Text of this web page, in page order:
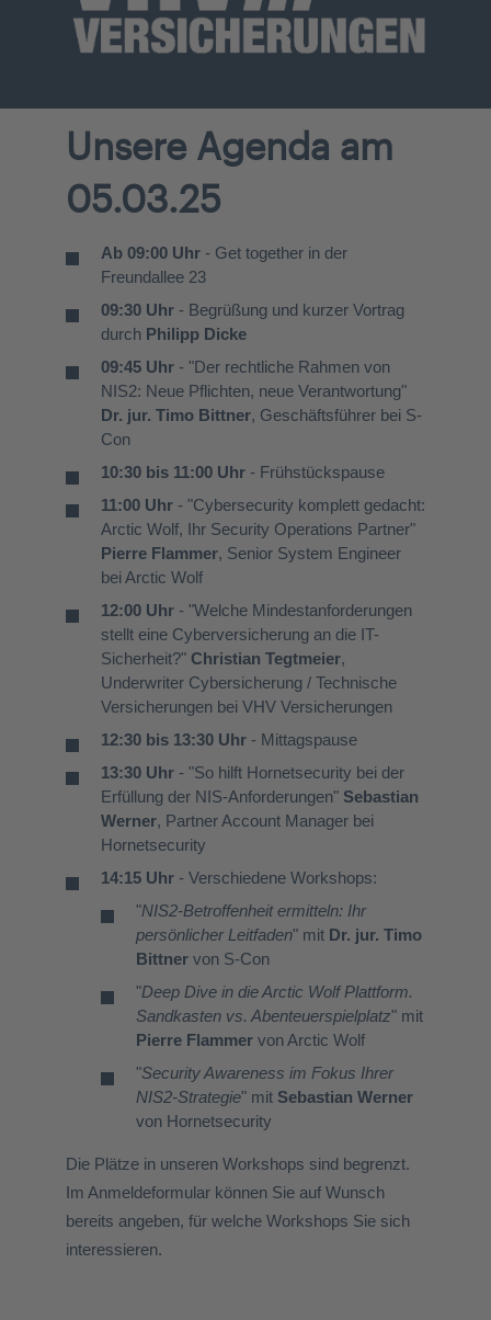
Unsere Agenda am
05.03.25
Ab 09:00 Uhr - Get together in der
Freundallee 23
09:30 Uhr - Begrüßung und kurzer Vortrag
durch Philipp Dicke
09:45 Uhr - "Der rechtliche Rahmen von
NIS2: Neue Pflichten, neue Verantwortung"
Dr. jur. Timo Bittner, Geschäftsführer bei S-
Con
10:30 bis 11:00 Uhr - Frühstückspause
11:00 Uhr - "Cybersecurity komplett gedacht:
Arctic Wolf, Ihr Security Operations Partner"
Pierre Flammer, Senior System Engineer
bei Arctic Wolf
12:00 Uhr - "Welche Mindestanforderungen
stellt eine Cyberversicherung an die IT-
Sicherheit?" Christian Tegtmeier,
Underwriter Cybersicherung / Technische
Versicherungen bei VHV Versicherungen
12:30 bis 13:30 Uhr - Mittagspause
13:30 Uhr - "So hilft Hornetsecurity bei der
Erfüllung der NIS-Anforderungen" Sebastian
Werner, Partner Account Manager bei
Hornetsecurity
14:15 Uhr - Verschiedene Workshops:
"NIS2-Betroffenheit ermitteln: Ihr
persönlicher Leitfaden" mit Dr. jur. Timo
Bittner von S-Con
"Deep Dive in die Arctic Wolf Plattform.
Sandkasten vs. Abenteuerspielplatz" mit
Pierre Flammer von Arctic Wolf
"Security Awareness im Fokus Ihrer
NIS2-Strategie" mit Sebastian Werner
von Hornetsecurity
Die Plätze in unseren Workshops sind begrenzt.
Im Anmeldeformular können Sie auf Wunsch
bereits angeben, für welche Workshops Sie sich
interessieren.